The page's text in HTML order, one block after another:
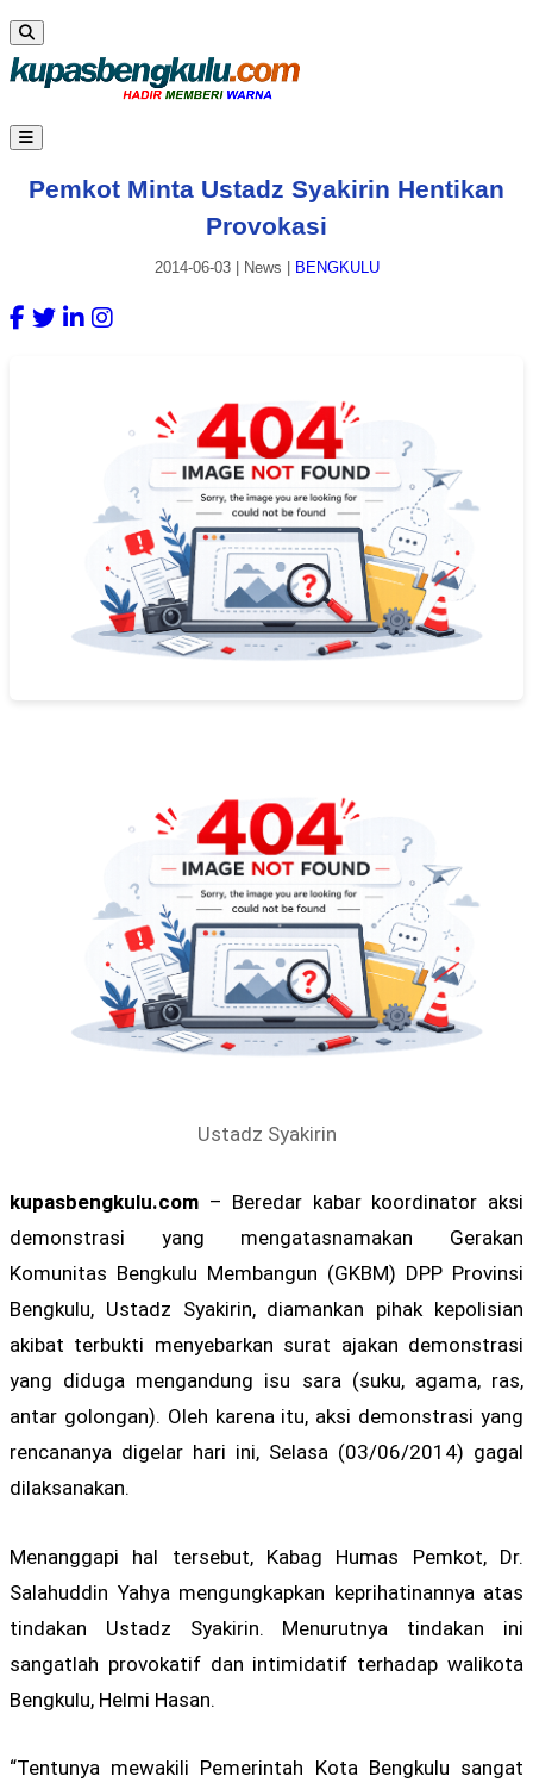
Pemkot Minta Ustadz Syakirin Hentikan
Provokasi
2014-06-03| News BENGKULU
Ustadz Syakirin
kupasbengkulu.com – Beredar kabar koordinator aksi
demonstrasi yang mengatasnamakan Gerakan
Komunitas Bengkulu Membangun (GKBM) DPP Provinsi
Bengkulu, Ustadz Syakirin, diamankan pihak kepolisian
akibat terbukti menyebarkan surat ajakan demonstrasi
yang diduga mengandung isu sara (suku, agama, ras,
antar golongan). Oleh karena itu, aksi demonstrasi yang
rencananya digelar hari ini, Selasa (03/06/2014) gagal
dilaksanakan.
Menanggapi hal tersebut, Kabag Humas Pemkot, Dr.
Salahuddin Yahya mengungkapkan keprihatinannya atas
tindakan Ustadz Syakirin. Menurutnya tindakan ini
sangatlah provokatif dan intimidatif terhadap walikota
Bengkulu, Helmi Hasan.
“Tentunya mewakili Pemerintah Kota Bengkulu sangat